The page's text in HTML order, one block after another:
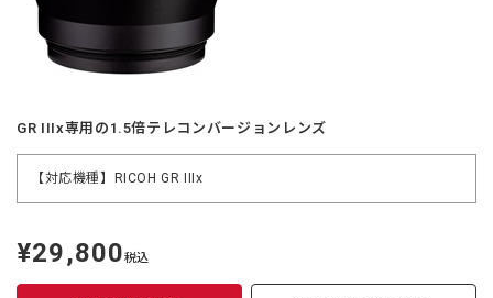
GR IIIx専用の1.5倍テレコンバージョンレンズ
【対応機種】RICOH GR IIIx
定
価
¥29,800税込